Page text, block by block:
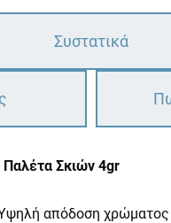
Συστατικά
Σκιών 4gr
απόδοση χρώματος